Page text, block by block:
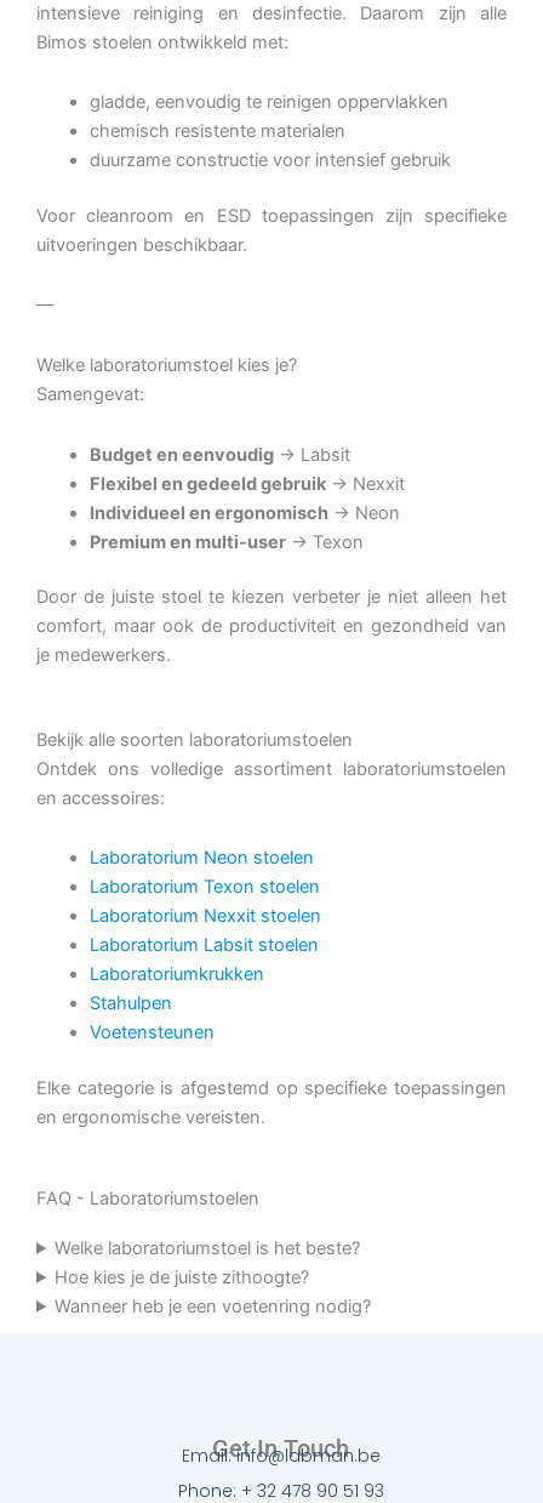
intensieve reiniging en desinfectie. Daarom zijn alle
Bimos stoelen ontwikkeld met:
gladde, eenvoudig te reinigen oppervlakken
chemisch resistente materialen
duurzame constructie voor intensief gebruik
Voor cleanroom en ESD toepassingen zijn specifieke
uitvoeringen beschikbaar.
—
Welke laboratoriumstoel kies je?
Samengevat:
Budget en eenvoudig→ Labsit
Flexibel en gedeeld gebruik→ Nexxit
Individueel en ergonomisch→ Neon
Premium en multi-user→ Texon
Door de juiste stoel te kiezen verbeter je niet alleen het
comfort, maar ook de productiviteit en gezondheid van
je medewerkers.
Bekijk alle soorten laboratoriumstoelen
Ontdek ons volledige assortiment laboratoriumstoelen
en accessoires:
Laboratorium Neon stoelen
Laboratorium Texon stoelen
Laboratorium Nexxit stoelen
Laboratorium Labsit stoelen
Laboratoriumkrukken
Stahulpen
Voetensteunen
Elke categorie is afgestemd op specifieke toepassingen
en ergonomische vereisten.
FAQ - Laboratoriumstoelen
Welke laboratoriumstoel is het beste?
Hoe kies je de juiste zithoogte?
Wanneer heb je een voetenring nodig?
Get In Touch
Email: info@labman.be
Phone: + 32 478 90 51 93